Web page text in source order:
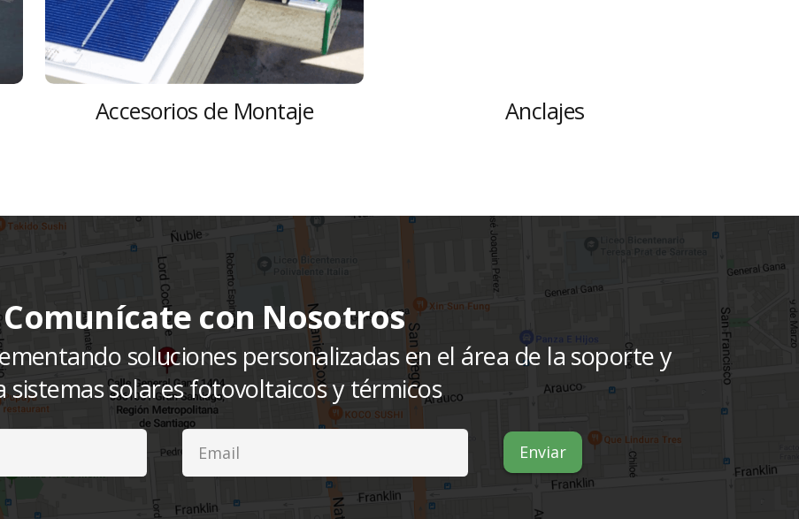
Accesorios de Montaje Anclajes
Comunícate con Nosotros
soluciones personalizadas en el área de la soporte y
solares fotovoltaicos y térmicos